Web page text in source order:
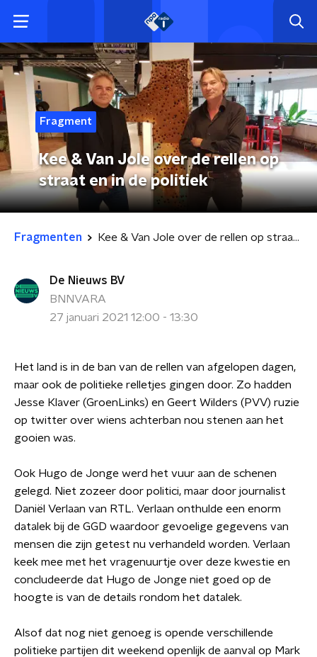
Fragment
Kee & Van Jole over de rellen op
straat en in de politiek
Fragmenten Kee & Van Jole over de rellen op straat en in de politiek
De Nieuws BV
BNNVARA
27 januari 2021 12:00 - 13:30
Het land is in de ban van de rellen van afgelopen dagen,
maar ook de politieke relletjes gingen door. Zo hadden
Jesse Klaver (GroenLinks) en Geert Wilders (PVV) ruzie
op twitter over wiens achterban nou stenen aan het
gooien was.
Ook Hugo de Jonge werd het vuur aan de schenen
gelegd. Niet zozeer door politici, maar door journalist
Daniël Verlaan van RTL. Verlaan onthulde een enorm
datalek bij de GGD waardoor gevoelige gegevens van
mensen die zijn getest nu verhandeld worden. Verlaan
keek mee met het vragenuurtje over deze kwestie en
concludeerde dat Hugo de Jonge niet goed op de
hoogte is van de details rondom het datalek.
Alsof dat nog niet genoeg is opende verschillende
politieke partijen dit weekend openlijk de aanval op Mark